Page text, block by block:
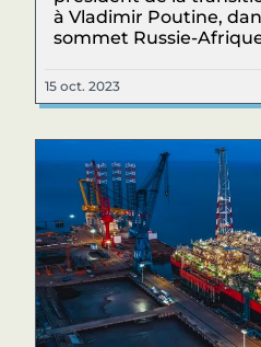
à Vladimir Poutine,
sommet Russie-
15 oct. 2023